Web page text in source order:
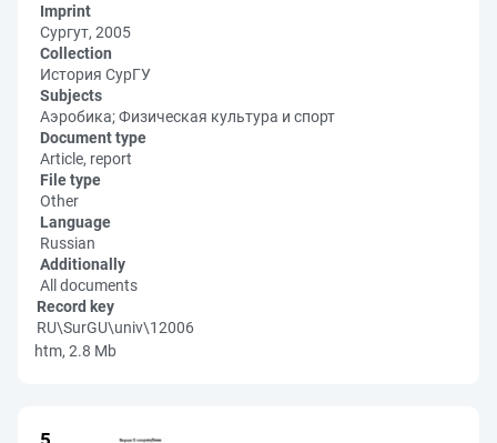
Imprint
Сургут, 2005
Collection
История СурГУ
Subjects
Аэробика; Физическая культура и спорт
Document type
Article, report
File type
Other
Language
Russian
Additionally
All documents
Record key
RU\SurGU\univ\12006
htm, 2.8 Mb